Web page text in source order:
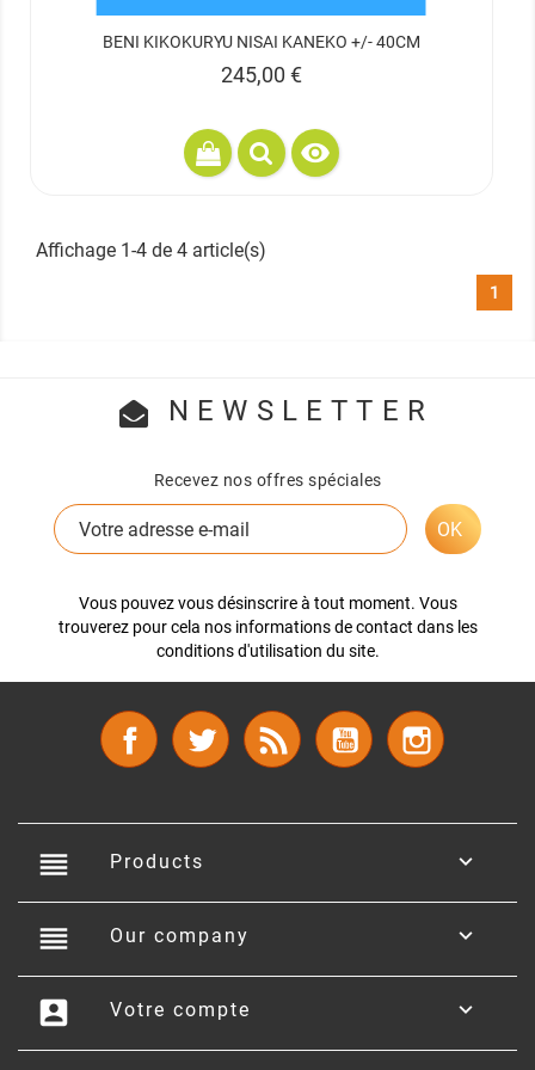
BENI KIKOKURYU NISAI KANEKO +/- 40CM
Prix
245,00 €

Affichage 1-4 de 4 article(s)
1
NEWSLETTER
Recevez nos offres spéciales
Vous pouvez vous désinscrire à tout moment. Vous
trouverez pour cela nos informations de contact dans les
conditions d'utilisation du site.
Facebook Twitter Rss YouTube
reorder Products 
reorder Our company 
account_box Votre compte 